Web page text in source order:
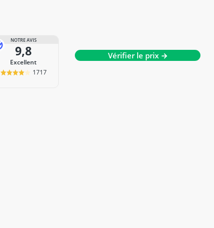
NOTRE AVIS
9,8
Excellent
1717
Vérifier le prix →